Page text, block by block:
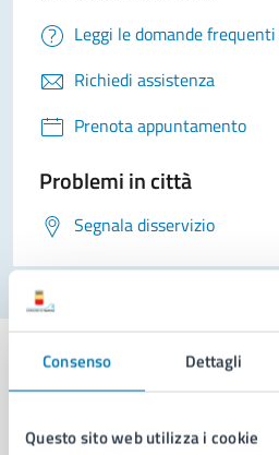
Consenso Dettagli
Questo sito web utilizza i cookie
Leggi le domande frequenti
Richiedi assistenza
Prenota appuntamento
Problemi in città
Segnala disservizio
Comune di Napoli